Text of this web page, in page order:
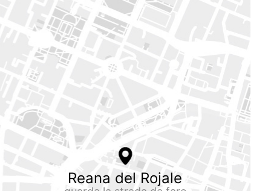
Reana del Rojale